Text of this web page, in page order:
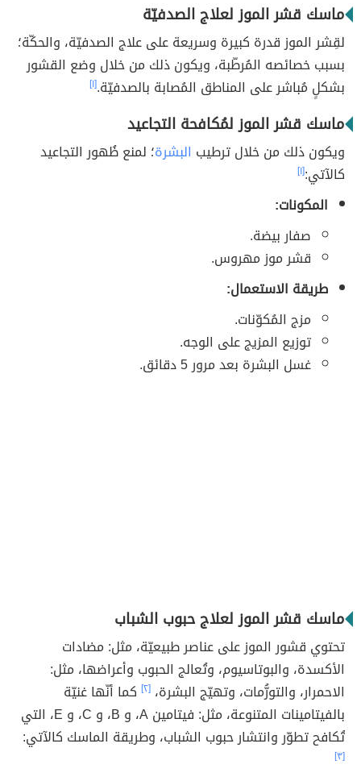
ماسك قشر الموز لعلاج الصدفيّة
لقِشر الموز قدرة كبيرة وسريعة على علاج الصدفيّة، والحكّة؛
بسبب خصائصه المُرطّبة، ويكون ذلك من خلال وضع القشور
بشكلٍ مُباشر على المناطق المُصابة بالصدفيّة.[١]
ماسك قشر الموز لمُكافحة التجاعيد
ويكون ذلك من خلال ترطيب البشرة؛ لمنع ظُهور التجاعيد
كالآتي:[١]
المكونات:
صفار بيضة.
قشر موز مهروس.
طريقة الاستعمال:
مزج المُكوّنات.
توزيع المزيج على الوجه.
غسل البشرة بعد مرور 5 دقائق.
ماسك قشر الموز لعلاج حبوب الشباب
تحتوي قشور الموز على عناصر طبيعيّة، مثل: مضادات
الأكسدة، والبوتاسيوم، وتُعالج الحبوب وأعراضها، مثل:
الاحمرار، والتورُّمات، وتهيّج البشرة، [٢]
كما أنّها غنيّة
بالفيتامينات المتنوعة، مثل: فيتامين A، و B، و C، و E، التي
تُكافح تطوّر وانتشار حبوب الشباب، وطريقة الماسك كالآتي:
[٣]